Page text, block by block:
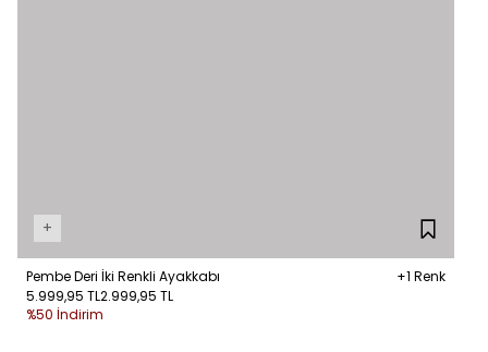
+
Pembe Deri İki Renkli Ayakkabı
+1 Renk
5.999,95 TL2.999,95 TL
%50 İndirim